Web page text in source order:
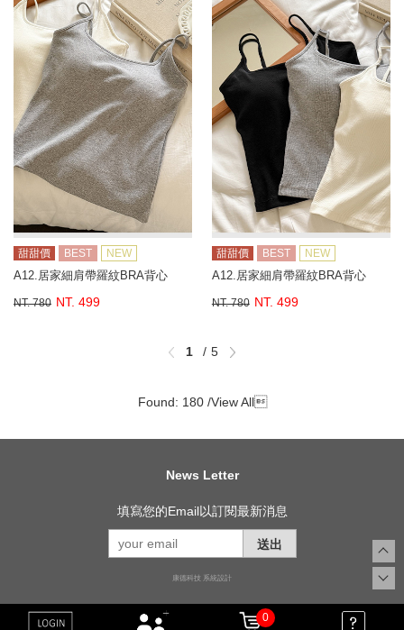
甜甜價 BEST NEW
A12.居家細肩帶羅紋BRA背心
NT. 780 NT. 499
甜甜價 BEST NEW
A12.居家細肩帶羅紋BRA背心
NT. 780 NT. 499
1 5
Found: 180 /View All
News Letter
填寫您的Email以訂閱最新消息
送出
康德科技 系統設計
0